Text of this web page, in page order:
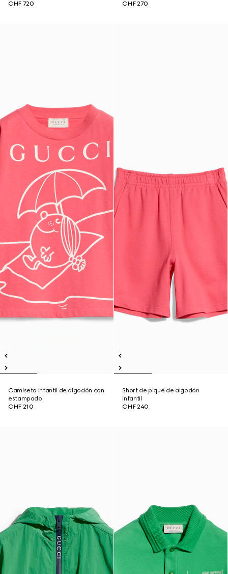
CHF 720
CHF 270
Camiseta infantil de algodón con
estampado
CHF 210
Short de piqué de algodón
infantil
CHF 240